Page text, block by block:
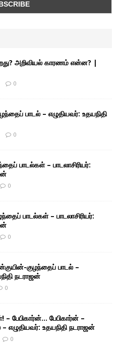
அறிவியல் காரணம் என்ன? |
0
பாடல் – எழுதியவர்: உதயநிதி
0
பாடல்கள் – பாடலாசிரியர்:
0
பாடல்கள் – பாடலாசிரியர்:
0
குழந்தைப் பாடல் –
நடராஜன்
0
பேபிகார்ன்… பேபிகார்ன் –
எழுதியவர்: உதயநிதி நடராஜன்
0